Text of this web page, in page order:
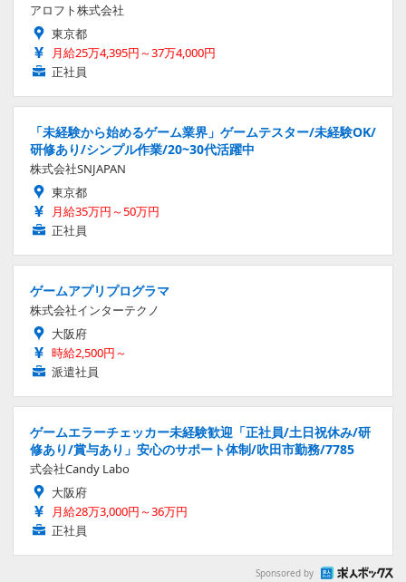
アロフト株式会社
東京都
月給25万4,395円～37万4,000円
正社員
「未経験から始めるゲーム業界」ゲームテスター/未経験OK/
研修あり/シンプル作業/20~30代活躍中
株式会社SNJAPAN
東京都
月給35万円～50万円
正社員
ゲームアプリプログラマ
株式会社インターテクノ
大阪府
時給2,500円～
派遣社員
ゲームエラーチェッカー未経験歓迎「正社員/土日祝休み/研
修あり/賞与あり」安心のサポート体制/吹田市勤務/7785
式会社Candy Labo
大阪府
月給28万3,000円～36万円
正社員
Sponsored by